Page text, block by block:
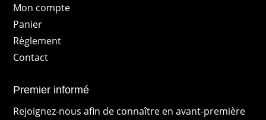
Mon compte
Panier
Règlement
Contact
Premier informé
Rejoignez-nous afin de connaître en avant-première